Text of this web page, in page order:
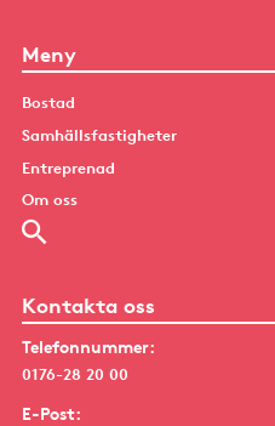
Meny
Bostad
Samhällsfastigheter
Entreprenad
Om oss
Kontakta oss
Telefonnummer:
0176-28 20 00
E-Post: